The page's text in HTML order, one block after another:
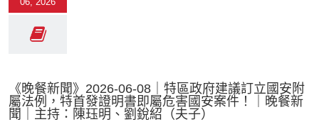
《晚餐新聞》2026-06-08｜特區政府建議訂立國安附
屬法例，特首發證明書即屬危害國安案件！｜晚餐新
聞｜主持：陳珏明、劉銳紹（夫子）